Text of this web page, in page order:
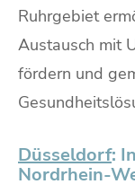
Ruhrgebiet
Austausch mit
fördern und
Düsseldorf:
Nordrhein-